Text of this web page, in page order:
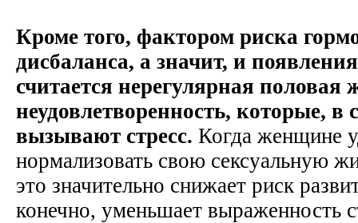
Кроме того, фактором риска
дисбаланса, а значит, и
считается нерегулярная половая
неудовлетворенность, которые, в
вызывают стресс. Когда женщине
нормализовать свою сексуальную
это значительно снижает риск
конечно, уменьшает выраженность